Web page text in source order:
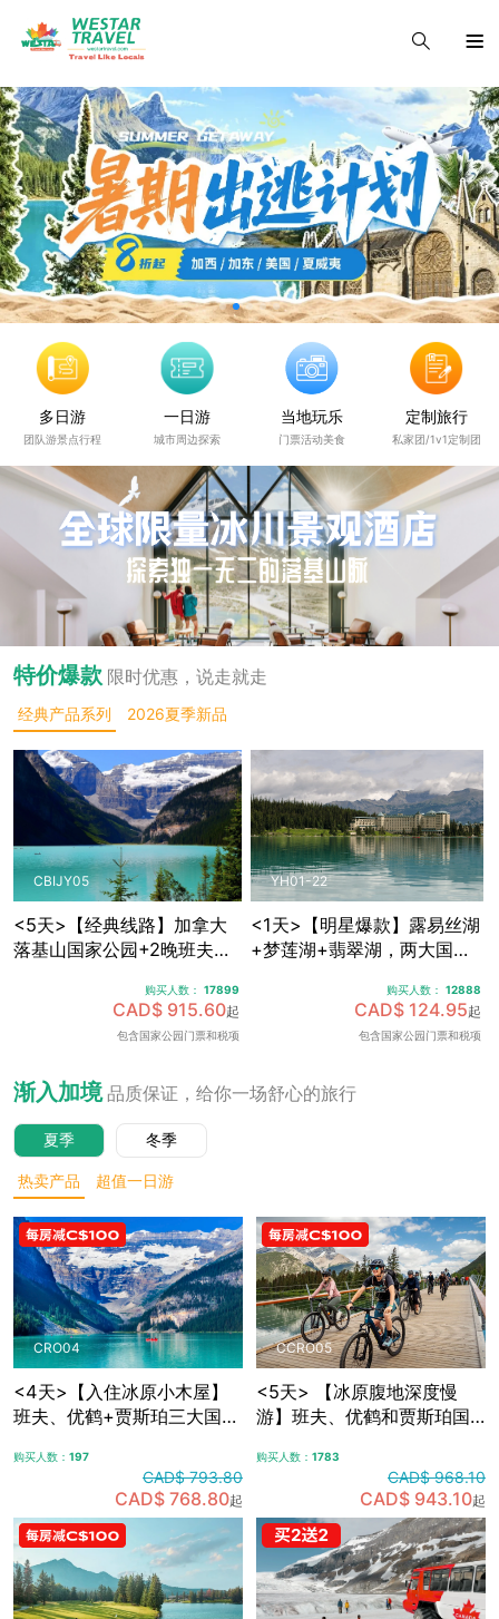
多日游
团队游景点行程
一日游
城市周边探索
当地玩乐
门票活动美食
定制旅行
私家团/1v1定制团
特价爆款 限时优惠，说走就走
经典产品系列 2026夏季新品
CBIJY05
<5天>【经典线路】加拿大
落基山国家公园+2晚班夫镇
园，露易丝湖纯玩跟团游，
可加订百年费尔蒙班夫温泉
酒店内午餐，升级美食体
购买人数：17899
CAD$ 915.60起
包含国家公园门票和税项
YH01-22
<1天>【明星爆款】露易丝湖
+梦莲湖+翡翠湖，两大国家
购买人数： 12888
CAD$ 124.95起
包含国家公园门票和税项
渐入加境 品质保证，给你一场舒心的旅行
夏季 冬季
热卖产品 超值一日游
CRO04
<4天>【入住冰原小木屋】
班夫、优鹤+贾斯珀三大国家
原，露易斯湖+梦莲湖+翡翠
湖+佩托湖，自选漂流/骑行/
敞篷车观光
购买人数： 197
CAD$ 793.80
CAD$ 768.80起
CCRO05
<5天> 【冰原腹地深度慢
游】班夫、优鹤和贾斯珀国
冰原，夜宿冰原腹地特色木
屋，自选漂流/骑行/敞篷车观
光，含卡尔加里接送机
购买人数： 1783
CAD$ 968.10
CAD$ 943.10起